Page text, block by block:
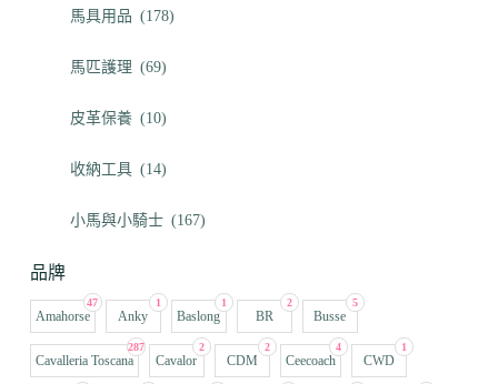
馬具用品 (178)
馬匹護理 (69)
皮革保養 (10)
收納工具 (14)
小馬與小騎士 (167)
品牌
47
Amahorse
1
Anky
1
Baslong
2
BR
5
Busse
287
Cavalleria Toscana
2
Cavalor
2
CDM
4
Ceecoach
1
CWD